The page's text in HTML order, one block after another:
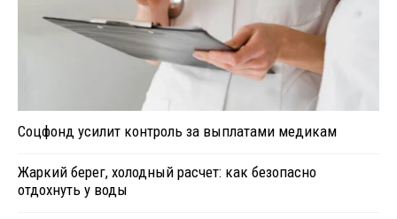
Соцфонд усилит контроль за выплатами медикам
Жаркий берег, холодный расчет: как безопасно
отдохнуть у воды